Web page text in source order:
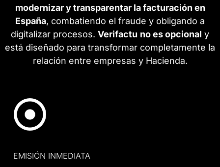
modernizar y transparentar la facturación en
España, combatiendo el fraude y obligando a
digitalizar procesos. Verifactu no es opcional y
está diseñado para transformar completamente la
relación entre empresas y Hacienda.
EMISIÓN INMEDIATA